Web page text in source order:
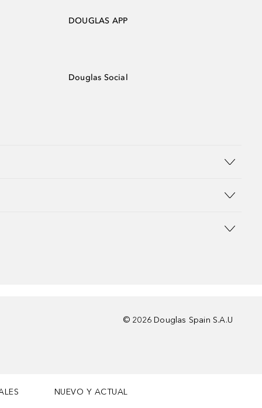
DOUGLAS APP
Douglas Social
© 2026 Douglas Spain S.A.U
NUEVO Y ACTUAL